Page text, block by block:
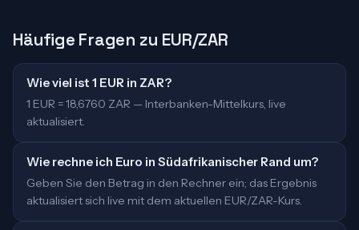
Häufige Fragen zu EUR/ZAR
Wie viel ist 1 EUR in ZAR?
1 EUR = 18,6760 ZAR — Interbanken-Mittelkurs, live
aktualisiert.
Wie rechne ich Euro in Südafrikanischer Rand um?
Geben Sie den Betrag in den Rechner ein; das Ergebnis
aktualisiert sich live mit dem aktuellen EUR/ZAR-Kurs.